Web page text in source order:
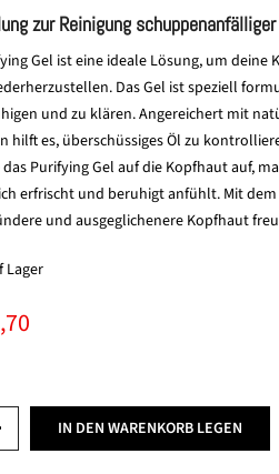
zur Reinigung
Gel ist eine ideale Lösung, um
Das Gel ist speziell
und zu klären. Angereichert mit
hilft es, überschüssiges Öl zu
Purifying Gel auf die Kopfhaut auf,
erfrischt und beruhigt anfühlt. Mit
und ausgeglichenere Kopfhaut
Lager
IN DEN WARENKORB LEGEN